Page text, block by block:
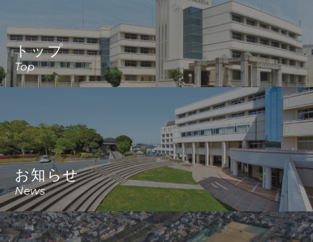
トップ
Top
お知らせ
News